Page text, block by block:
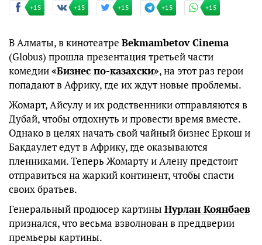
+15 +15 +15 +15 +15
В Алматы, в кинотеатре Bekmambetov Cinema
(Globus) прошла презентация третьей части
комедии«Бизнес по-казахски», на этот раз герои
попадают в Африку, где их ждут новые проблемы.
Жомарт, Айсулу и их родственники отправляются в
Дубай, чтобы отдохнуть и провести время вместе.
Однако в целях начать свой чайный бизнес Еркош и
Бакдаулет едут в Африку, где оказываются
пленниками. Теперь Жомарту и Алену предстоит
отправиться на жаркий континент, чтобы спасти
своих братьев.
Генеральный продюсер картины Нурлан Коянбаев
признался, что весьма взволнован в преддверии
премьеры картины.